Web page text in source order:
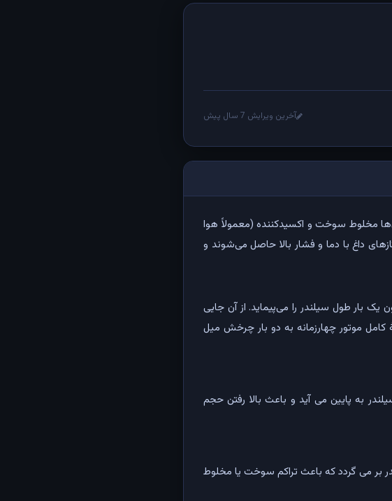
آخرین ویرایش 7 سال پیش
مخلوط سوخت و اکسیدکننده (معمولاً هوا
داغ با دما و فشار بالا حاصل می‌شوند و
بار طول سیلندر را می‌پیماید. از آن جایی
موتور چهارزمانه به دو بار چرخش میل
به پایین می آید و باعث بالا رفتن حجم
بر می گردد که باعث تراکم سوخت یا مخلوط